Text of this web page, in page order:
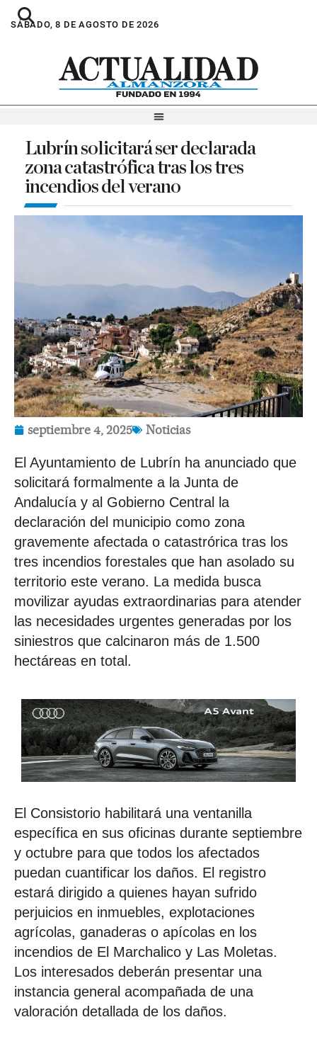
SÁBADO, 8 DE AGOSTO DE 2026
Lubrín solicitará ser declarada
zona catastrófica tras los tres
incendios del verano
septiembre 4, 2025 Noticias
El Ayuntamiento de Lubrín ha anunciado que
solicitará formalmente a la Junta de
Andalucía y al Gobierno Central la
declaración del municipio como zona
gravemente afectada o catastrórica tras los
tres incendios forestales que han asolado su
territorio este verano. La medida busca
movilizar ayudas extraordinarias para atender
las necesidades urgentes generadas por los
siniestros que calcinaron más de 1.500
hectáreas en total.
El Consistorio habilitará una ventanilla
específica en sus oficinas durante septiembre
y octubre para que todos los afectados
puedan cuantificar los daños. El registro
estará dirigido a quienes hayan sufrido
perjuicios en inmuebles, explotaciones
agrícolas, ganaderas o apícolas en los
incendios de El Marchalico y Las Moletas.
Los interesados deberán presentar una
instancia general acompañada de una
valoración detallada de los daños.